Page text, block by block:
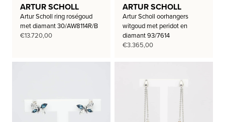
ARTUR SCHOLL
Artur Scholl ring roségoud
met diamant 30/AW8114R/B
€13.720,00
ARTUR SCHOLL
Artur Scholl oorhangers
witgoud met peridot en
diamant 93/7614
€3.365,00